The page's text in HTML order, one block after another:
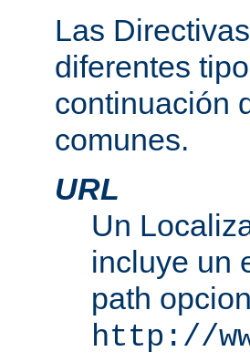
Las
diferentes
continuación
comunes.
URL
Un
incluye un
path
http://